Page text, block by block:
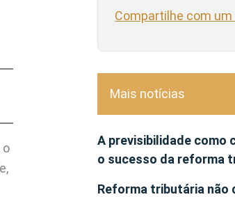
o
Compartilhe com
Mais notícias
A previsibilidade como
o sucesso da reforma
Reforma tributária não